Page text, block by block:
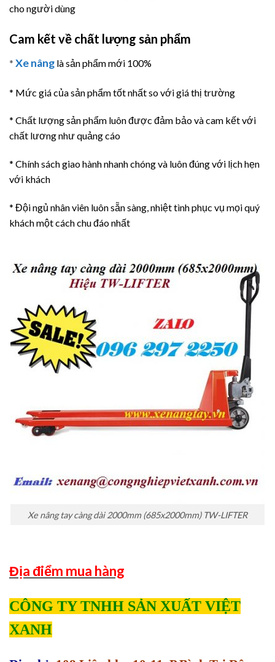
cho người dùng
Cam kết về chất lượng sản phẩm
* Xe nâng là sản phẩm mới 100%
* Mức giá của sản phẩm tốt nhất so với giá thị trường
* Chất lượng sản phẩm luôn được đảm bảo và cam kết với
chất lương như quảng cáo
* Chính sách giao hành nhanh chóng và luôn đúng với lịch hẹn
với khách
* Đội ngủ nhân viên luôn sẵn sàng, nhiệt tình phục vụ mọi quý
khách một cách chu đáo nhất
Xe nâng tay càng dài 2000mm (685x2000mm) TW-LIFTER
Địa điểm mua hàng
CÔNG TY TNHH SẢN XUẤT VIỆT
XANH